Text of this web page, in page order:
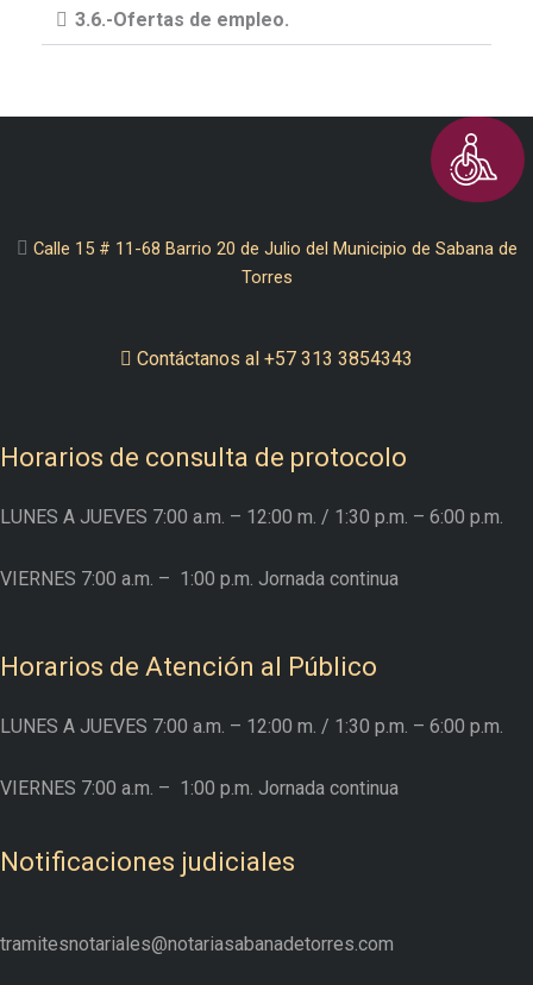
3.6.-Ofertas de empleo.
Calle 15 # 11-68 Barrio 20 de Julio del Municipio de Sabana de
Torres
Contáctanos al +57 313 3854343
Horarios de consulta de protocolo
LUNES A JUEVES 7:00 a.m. – 12:00 m. / 1:30 p.m. – 6:00 p.m.
VIERNES 7:00 a.m. – 1:00 p.m. Jornada continua
Horarios de Atención al Público
LUNES A JUEVES 7:00 a.m. – 12:00 m. / 1:30 p.m. – 6:00 p.m.
VIERNES 7:00 a.m. – 1:00 p.m. Jornada continua
Notificaciones judiciales
tramitesnotariales@notariasabanadetorres.com